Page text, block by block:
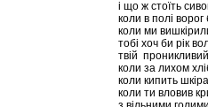
і що ж стоїть
коли в полі ворог
коли ми
тобі хоч би рік
твій
коли за лихом
коли кипить
коли ти вловив